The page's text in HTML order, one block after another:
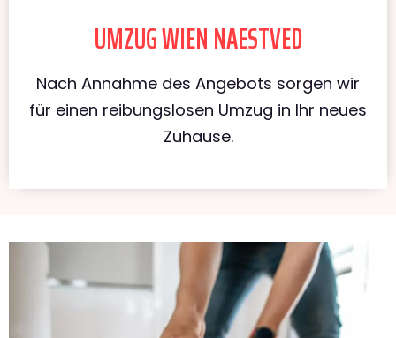
UMZUG WIEN NAESTVED
Nach Annahme des Angebots sorgen wir
für einen reibungslosen Umzug in Ihr neues
Zuhause.